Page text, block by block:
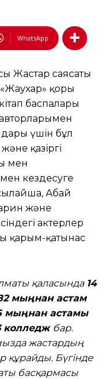
WhatsApp
Жастар саясаты
қоры
баспалары
авторларымен
үшін бұл
қазіргі
мен
кездесуге
Абай
және
актерлер
қарым-қатынас
қаласында 14
мыңнан астам
мыңнан астамы
колледж бар.
жастардың
құрайды. Бүгінде
басқармасы